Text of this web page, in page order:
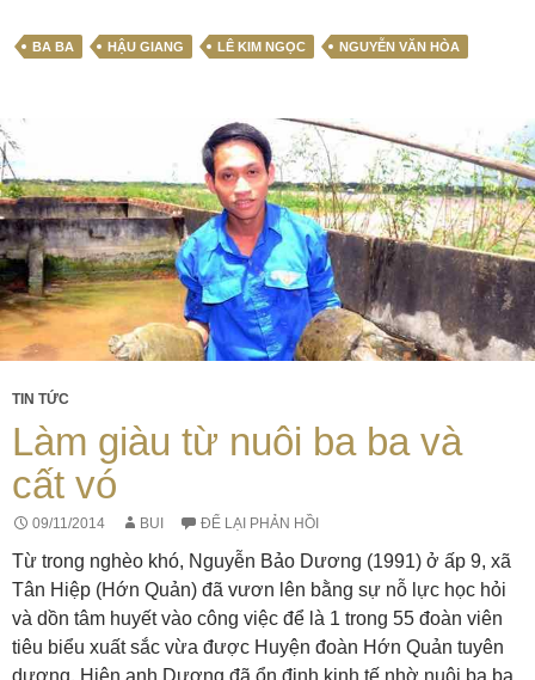
BA BA HẬU GIANG LÊ KIM NGỌC NGUYỄN VĂN HÒA
TIN TỨC
Làm giàu từ nuôi ba ba và
cất vó
09/11/2014 BUI ĐỂ LẠI PHẢN HỒI
Từ trong nghèo khó, Nguyễn Bảo Dương (1991) ở ấp 9, xã
Tân Hiệp (Hớn Quản) đã vươn lên bằng sự nỗ lực học hỏi
và dồn tâm huyết vào công việc để là 1 trong 55 đoàn viên
tiêu biểu xuất sắc vừa được Huyện đoàn Hớn Quản tuyên
dương. Hiện anh Dương đã ổn định kinh tế nhờ nuôi ba ba